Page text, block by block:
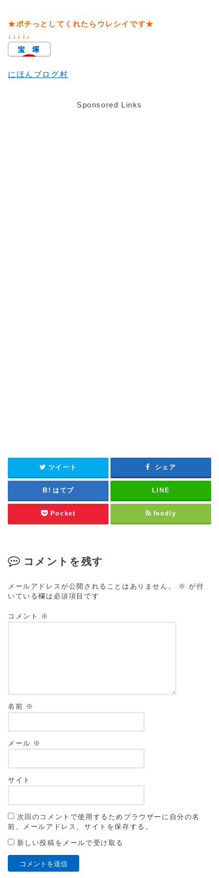
★ポチっとしてくれたらウレシイです★
↓↓↓↓↓
にほんブログ村
Sponsored Links
ツイート シェア
はてブ LINE
Pocket feedly
コメントを残す
メールアドレスが公開されることはありません。 ※ が付
いている欄は必須項目です
コメント ※
名前 ※
メール ※
サイト
次回のコメントで使用するためブラウザーに自分の名
前、メールアドレス、サイトを保存する。
新しい投稿をメールで受け取る